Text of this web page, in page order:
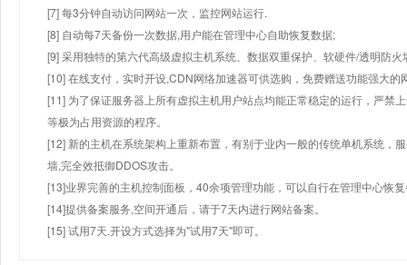
[7] 每3分钟自动访问网站一次，监控网站运行.
[8] 自动每7天备份一次数据,用户能在管理中心自助恢复数据;
[9] 采用独特的第六代高级虚拟主机系统、数据双重保护、软硬件/透明防火
[10] 在线支付，实时开设,CDN网络加速器可供选购，免费赠送功能强大
[11] 为了保证服务器上所有虚拟主机用户站点均能正常稳定的运行，严禁
等极为占用资源的程序。
[12] 新的主机在系统架构上重新布置，有别于业内一般的传统单机系统，
墙,完全效抵御DDOS攻击。
[13]业界完善的主机控制面板，40余项管理功能，可以自行在管理中心恢
[14]提供备案服务,空间开通后，请于7天内进行网站备案。
[15] 试用7天.开设方式选择为"试用7天"即可。